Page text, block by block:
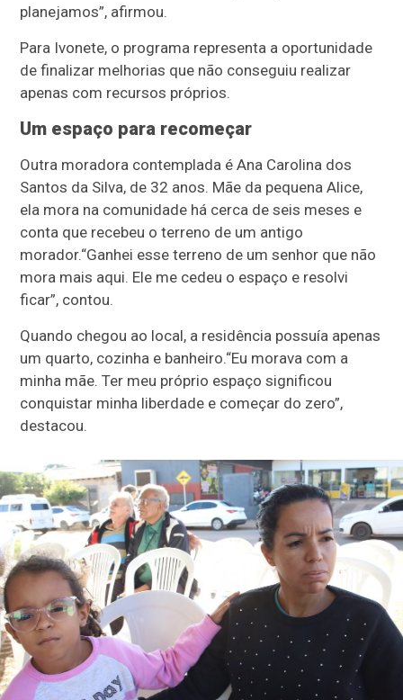
planejamos”, afirmou.
Para Ivonete, o programa representa a oportunidade
de finalizar melhorias que não conseguiu realizar
apenas com recursos próprios.
Um espaço para recomeçar
Outra moradora contemplada é Ana Carolina dos
Santos da Silva, de 32 anos. Mãe da pequena Alice,
ela mora na comunidade há cerca de seis meses e
conta que recebeu o terreno de um antigo
morador.“Ganhei esse terreno de um senhor que não
mora mais aqui. Ele me cedeu o espaço e resolvi
ficar”, contou.
Quando chegou ao local, a residência possuía apenas
um quarto, cozinha e banheiro.“Eu morava com a
minha mãe. Ter meu próprio espaço significou
conquistar minha liberdade e começar do zero”,
destacou.